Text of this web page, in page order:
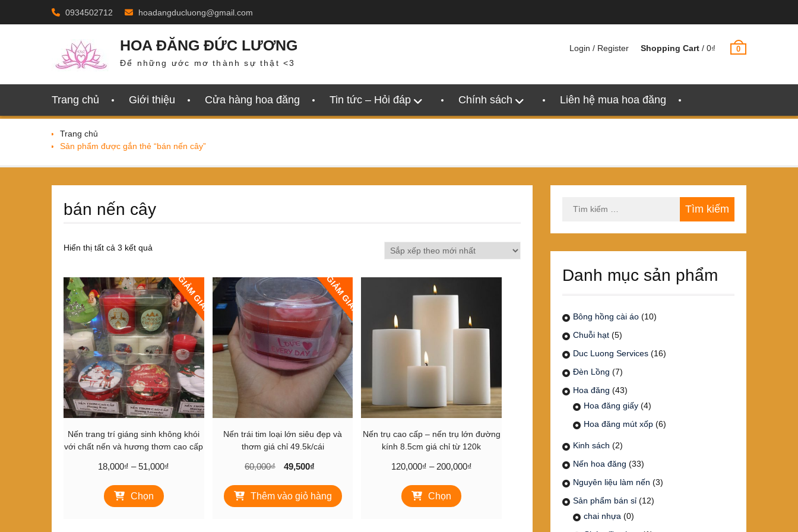
0934502712 hoadangducluong@gmail.com
HOA ĐĂNG ĐỨC LƯƠNG
Để những ước mơ thành sự thật <3
Login / Register Shopping Cart / 0₫ 0
Trang chủ Giới thiệu Cửa hàng hoa đăng Tin tức – Hỏi đáp Chính sách Liên hệ mua hoa đăng
Trang chủ
Sản phẩm được gắn thẻ “bán nến cây”
bán nến cây
Hiển thị tất cả 3 kết quả
theo
mới
nhất
GIẢM GIÁ!
Nến trang trí giáng sinh không khói
với chất nến và hương thơm cao cấp
18,000₫ – 51,000₫
Chọn
phẩm
GIẢM GIÁ!
Nến trái tim loại lớn siêu đẹp và
thơm giá chỉ 49.5k/cái
60,000₫
Giá
là:
60,000₫.
49,500₫
tại
là:
Thêm vào giỏ hàng
Nến trụ cao cấp – nến trụ lớn đường
kính 8.5cm giá chỉ từ 120k
120,000₫ – 200,000₫Khoảng
Chọn
phẩm
kiếm
Danh mục sản phẩm
Bông hồng cài áo (10)
Chuỗi hạt (5)
Duc Luong Services (16)
Đèn Lồng (7)
Hoa đăng (43)
Hoa đăng giấy (4)
Hoa đăng mút xốp (6)
Kinh sách (2)
Nến hoa đăng (33)
Nguyên liệu làm nến (3)
Sản phẩm bán sỉ (12)
chai nhựa (0)